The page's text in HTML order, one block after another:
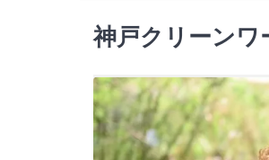
神戸クリーンワ